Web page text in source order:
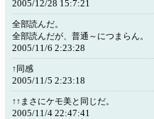
2005/12/28 15:7:21
全部読んだ。
全部読んだが、普通～につまらん。
2005/11/6 2:23:28
↑同感
2005/11/5 2:23:18
↑↑まさにケモ美と同じだ。
2005/11/4 22:47:41